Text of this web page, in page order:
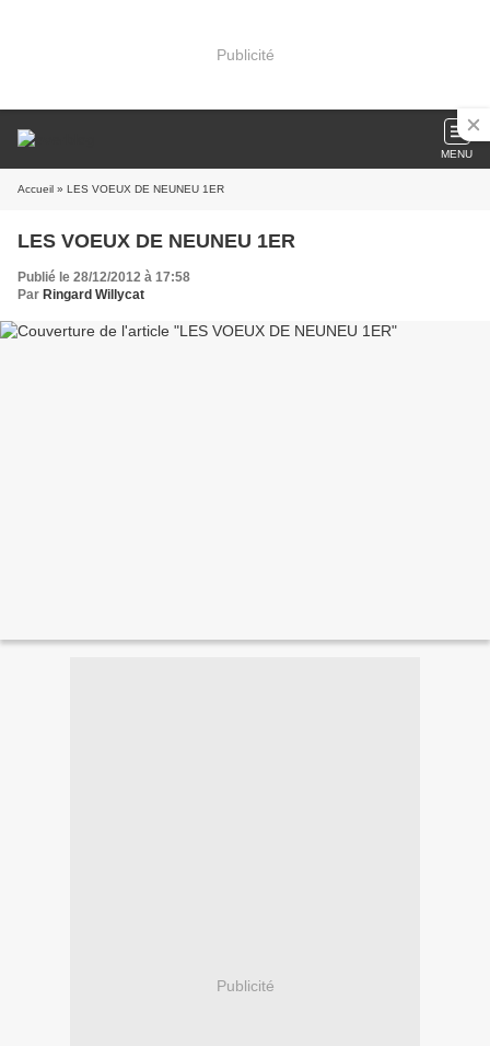
Publicité
MENU
Accueil » LES VOEUX DE NEUNEU 1ER
LES VOEUX DE NEUNEU 1ER
Publié le 28/12/2012 à 17:58
Par Ringard Willycat
Publicité